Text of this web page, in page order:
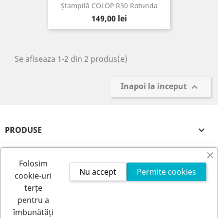
Ștampilă COLOP R30 Rotunda
Pret
149,00 lei
Se afiseaza 1-2 din 2 produs(e)
Inapoi la inceput 
PRODUSE 
CONTUL TAU 
INFORMATIILE MAGAZINULUI
Folosim
cookie-uri
terțe
pentru a
îmbunătăți
Permite cookies
Nu accept